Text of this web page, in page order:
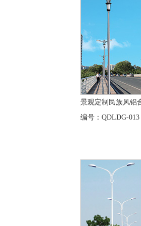
景观定制民族风铝
编号：QDLDG-013